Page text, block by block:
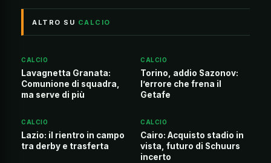
ALTRO SU CALCIO
CALCIO
Lavagnetta Granata:
Comunione di squadra,
ma serve di più
CALCIO
Torino, addio Sazonov:
l’errore che frena il
Getafe
CALCIO
Lazio: il rientro in campo
tra derby e trasferta
CALCIO
Cairo: Acquisto stadio in
vista, futuro di Schuurs
incerto